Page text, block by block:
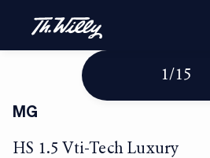
1/ 15
MG
HS 1.5 Vti-Tech Luxury